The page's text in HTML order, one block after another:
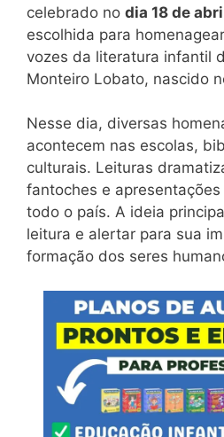
celebrado no dia 18 de
escolhida para
vozes da literatura infantil
Monteiro Lobato, nascido
Nesse dia, diversas
acontecem nas escolas,
culturais. Leituras
fantoches e
todo o país. A ideia
leitura e alertar para sua
formação dos seres